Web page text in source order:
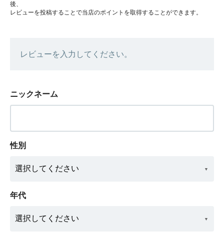
後、
レビューを投稿することで当店のポイントを取得することができます。
レビューを入力してください。
ニックネーム
性別
年代